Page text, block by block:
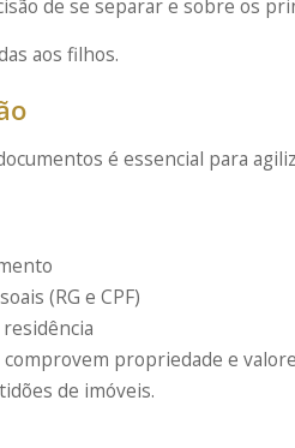
de se separar e sobre os
aos filhos.
é essencial para
(RG e CPF)
propriedade e
de imóveis.